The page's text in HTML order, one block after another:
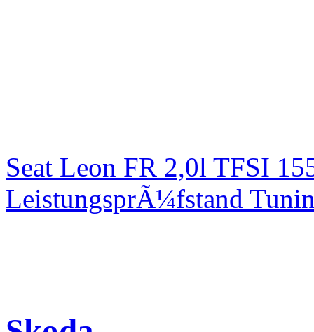
Seat Leon FR 2,0l TFSI
LeistungsprÃ¼fstand